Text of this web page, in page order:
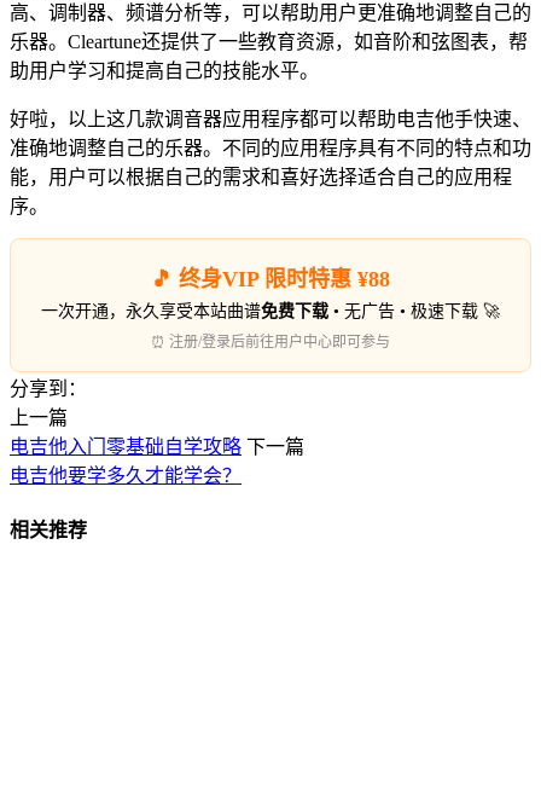
高、调制器、频谱分析等，可以帮助用户更准确地调整自己的
乐器。Cleartune还提供了一些教育资源，如音阶和弦图表，帮
助用户学习和提高自己的技能水平。
好啦，以上这几款调音器应用程序都可以帮助电吉他手快速、
准确地调整自己的乐器。不同的应用程序具有不同的特点和功
能，用户可以根据自己的需求和喜好选择适合自己的应用程
序。
🎵 终身VIP 限时特惠 ¥88
一次开通，永久享受本站曲谱免费下载 • 无广告 • 极速下载 🚀
⏰ 注册/登录后前往用户中心即可参与
分享到：
上一篇
电吉他入门零基础自学攻略 下一篇
电吉他要学多久才能学会？
相关推荐